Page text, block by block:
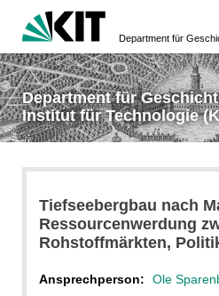
Department für
Institut für Technologie
Tiefseebergbau nach
Ressourcenwerdung
Rohstoffmärkten,
Ansprechperson: Ole